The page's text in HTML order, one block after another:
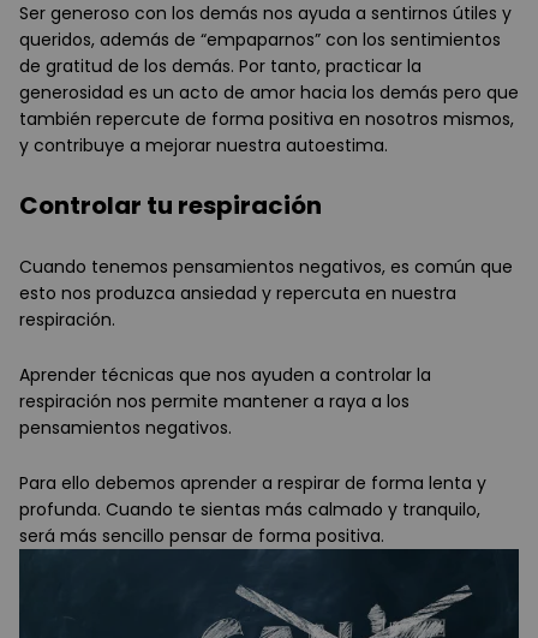
Ser generoso con los demás nos ayuda a sentirnos útiles y
queridos, además de “empaparnos” con los sentimientos
de gratitud de los demás. Por tanto, practicar la
generosidad es un acto de amor hacia los demás pero que
también repercute de forma positiva en nosotros mismos,
y contribuye a mejorar nuestra autoestima.
Controlar tu respiración
Cuando tenemos pensamientos negativos, es común que
esto nos produzca ansiedad y repercuta en nuestra
respiración.
Aprender técnicas que nos ayuden a controlar la
respiración nos permite mantener a raya a los
pensamientos negativos.
Para ello debemos aprender a respirar de forma lenta y
profunda. Cuando te sientas más calmado y tranquilo,
será más sencillo pensar de forma positiva.